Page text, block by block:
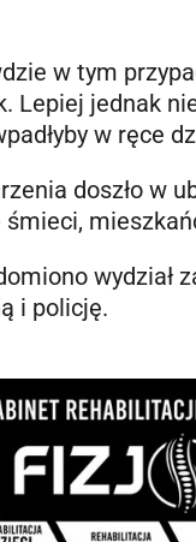
w tym
Lepiej jednak
w ręce
doszło w
wydział
i policję.